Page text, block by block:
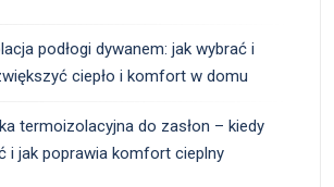
podłogi dywanem: jak wybrać i
ciepło i komfort w domu
termoizolacyjna do zasłon – kiedy
i jak poprawia komfort cieplny